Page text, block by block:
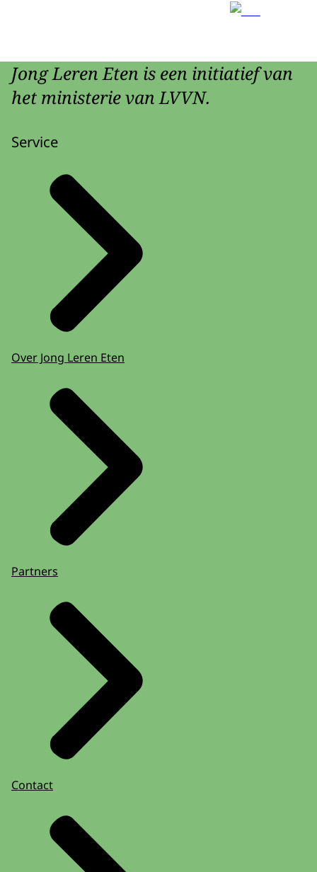
Jong Leren Eten is een initiatief van
het ministerie van LVVN.
Service
Over Jong Leren Eten
Partners
Contact